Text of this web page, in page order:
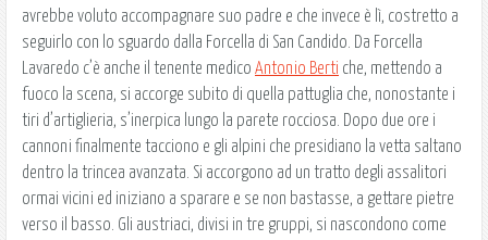
avrebbe voluto accompagnare suo padre e che invece è lì, costretto a
seguirlo con lo sguardo dalla Forcella di San Candido. Da Forcella
Lavaredo c’è anche il tenente medico Antonio Berti che, mettendo a
fuoco la scena, si accorge subito di quella pattuglia che, nonostante i
tiri d’artiglieria, s’inerpica lungo la parete rocciosa. Dopo due ore i
cannoni finalmente tacciono e gli alpini che presidiano la vetta saltano
dentro la trincea avanzata. Si accorgono ad un tratto degli assalitori
ormai vicini ed iniziano a sparare e se non bastasse, a gettare pietre
verso il basso. Gli austriaci, divisi in tre gruppi, si nascondono come